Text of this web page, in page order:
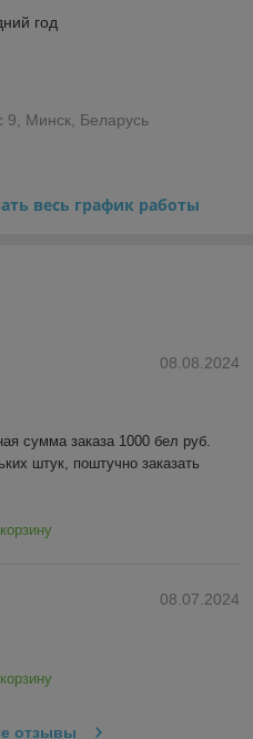
год
Минск, Беларусь
весь график работы
08.08.2024
сумма заказа 1000 бел руб.
штук, поштучно заказать
08.07.2024
отзывы